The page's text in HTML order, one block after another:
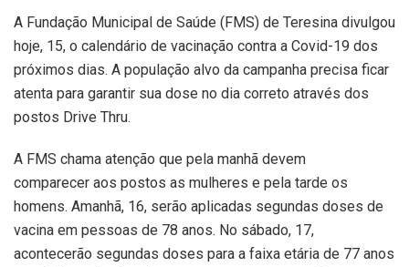
A Fundação Municipal de Saúde (FMS) de Teresina divulgou
hoje, 15, o calendário de vacinação contra a Covid-19 dos
próximos dias. A população alvo da campanha precisa ficar
atenta para garantir sua dose no dia correto através dos
postos Drive Thru.
A FMS chama atenção que pela manhã devem
comparecer aos postos as mulheres e pela tarde os
homens. Amanhã, 16, serão aplicadas segundas doses de
vacina em pessoas de 78 anos. No sábado, 17,
acontecerão segundas doses para a faixa etária de 77 anos